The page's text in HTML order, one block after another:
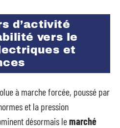
d’activité
vers le
et
à marche forcée, poussé par
et la pression
désormais lemarché